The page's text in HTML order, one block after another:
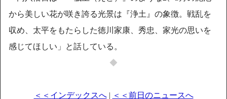
から美しい花が咲き誇る光景は『浄土』の象徴。戦乱を
収め、太平をもたらした徳川家康、秀忠、家光の思いを
感じてほしい」と話している。
◆
＜＜インデックスへ| ＜＜前日のニュースへ